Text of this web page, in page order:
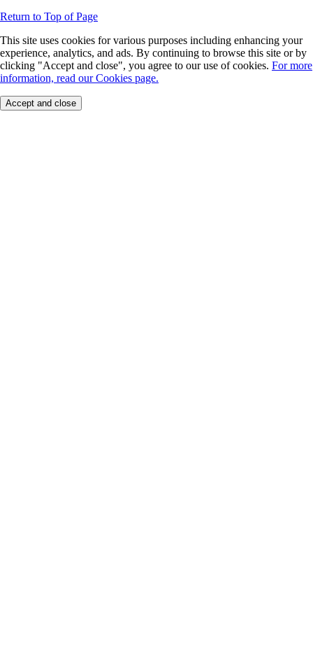
Return to Top of Page
This site uses cookies for various purposes including enhancing your
experience, analytics, and ads. By continuing to browse this site or by
clicking "Accept and close", you agree to our use of cookies. For more
information, read our Cookies page.
Accept and close